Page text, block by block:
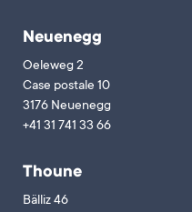
Neuenegg
Oeleweg 2
Case postale 10
3176 Neuenegg
+41 31 741 33 66
Thoune
Bälliz 46